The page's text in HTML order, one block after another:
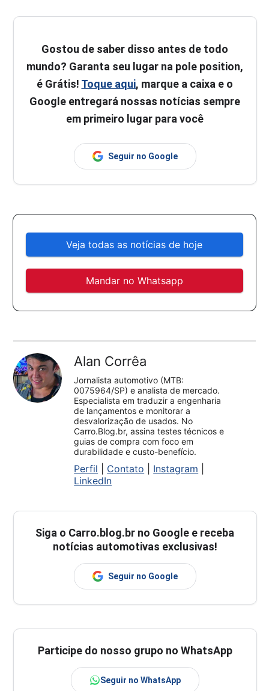
Gostou de saber disso antes de todo
mundo? Garanta seu lugar na pole position,
é Grátis! Toque aqui, marque a caixa e o
Google entregará nossas notícias sempre
em primeiro lugar para você
Seguir no Google
Veja todas as notícias de hoje
Mandar no Whatsapp
Alan Corrêa
Jornalista automotivo (MTB:
0075964/SP) e analista de mercado.
Especialista em traduzir a engenharia
de lançamentos e monitorar a
desvalorização de usados. No
Carro.Blog.br, assina testes técnicos e
guias de compra com foco em
durabilidade e custo-benefício.
Perfil Contato Instagram
LinkedIn
Siga o Carro.blog.br no Google e receba
notícias automotivas exclusivas!
Seguir no Google
Participe do nosso grupo no WhatsApp
Seguir no WhatsApp